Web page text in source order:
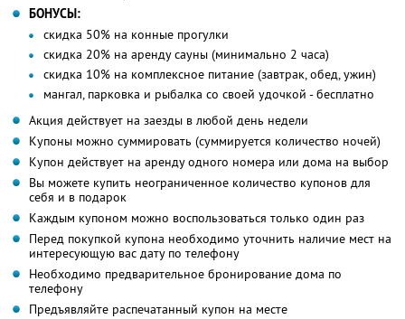
БОНУСЫ:
скидка 50% на конные прогулки
скидка 20% на аренду сауны (минимально 2 часа)
скидка 10% на комплексное питание (завтрак, обед, ужин)
мангал, парковка и рыбалка со своей удочкой - бесплатно
Акция действует на заезды в любой день недели
Купоны можно суммировать (суммируется количество ночей)
Купон действует на аренду одного номера или дома на выбор
Вы можете купить неограниченное количество купонов для
себя и в подарок
Каждым купоном можно воспользоваться только один раз
Перед покупкой купона необходимо уточнить наличие мест на
интересующую вас дату по телефону
Необходимо предварительное бронирование дома по
телефону
Предъявляйте распечатанный купон на месте